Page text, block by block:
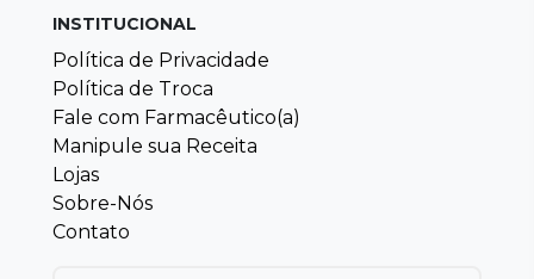
INSTITUCIONAL
Política de Privacidade
Política de Troca
Fale com Farmacêutico(a)
Manipule sua Receita
Lojas
Sobre-Nós
Contato